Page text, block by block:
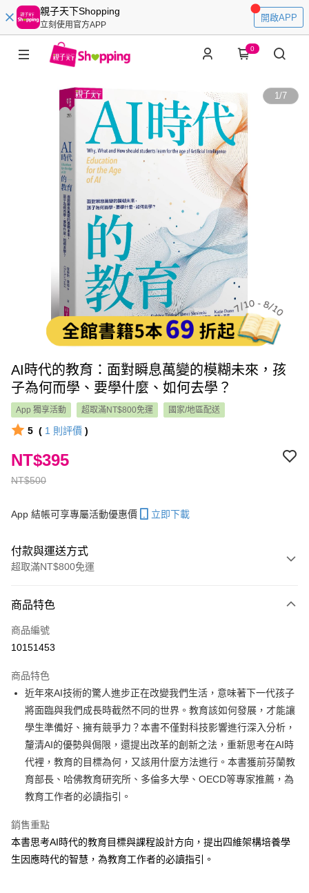
親子天下Shopping
立刻使用官方APP
開啟APP
0
1/7
AI時代的教育：面對瞬息萬變的模糊未來，孩
子為何而學、要學什麼、如何去學？
App 獨享活動 超取滿NT$800免運 國家/地區配送
5 ( 1 則評價 )
NT$500
NT$395
App 結帳可享專屬活動優惠價 立即下載
付款與運送方式
超取滿NT$800免運
信用卡一次付款
LINE Pay
大哥付你分期
相關說明
【大哥付你分期使用說明】
1.本服務由台灣大哥大提供，台灣大哥大用戶可立即使用無須另外申請。
2.付款方式選擇「大哥付你分期」，訂單成立後會自動跳轉到大哥付的交易
流程，驗證手機門號後，選擇欲分期的期數、繳款截止日，確認付款後即完
3.實際核准額度、可分期數及費用金額請依後續交易確認頁面所載為準。
4.訂單成立30分鐘內，如未前往確認交易或遇審核未通過，訂單將自動取
法說明評估內容。
1.分期款項不併入電信帳單，「大哥付你分期」於每月結算日後寄送繳費提
醒簡訊。
AFTEE先享後付
相關說明
【關於「AFTEE先享後付」】
AFTEE先享後付是「在收到商品之後才付款」的支付方式。 讓您購物簡單
便利好安心！
１．簡單：不需註冊會員、不需綁卡、不需儲值。
３．安心：先確認商品／服務後，再付款。
１．於結帳方式選擇「AFTEE先享後付」後，將跳轉至「AFTEE先享後付」
ATM付款
付款後全家取貨
每筆NT$70，滿NT$800(含以上)免運費
商品特色
商品編號
10151453
商品特色
近年來AI技術的驚人進步正在改變我們生活，意味著下一代孩子
將面臨與我們成長時截然不同的世界。教育該如何發展，才能讓
學生準備好、擁有競爭力？本書不僅對科技影響進行深入分析，
釐清AI的優勢與侷限，還提出改革的創新之法，重新思考在AI時
代裡，教育的目標為何，又該用什麼方法進行。本書獲前芬蘭教
育部長、哈佛教育研究所、多倫多大學、OECD等專家推薦，為
教育工作者的必讀指引。
銷售重點
本書思考AI時代的教育目標與課程設計方向，提出四維架構培養學
生因應時代的智慧，為教育工作者的必讀指引。